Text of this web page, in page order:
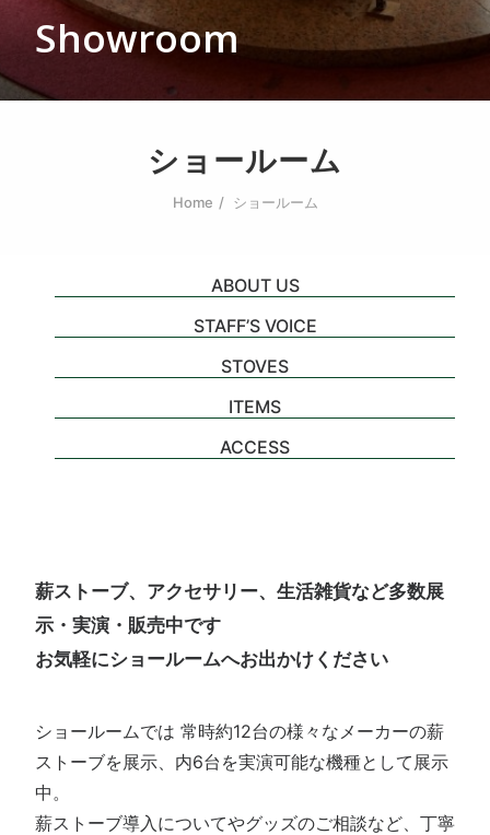
Showroom
ショールーム
Home ショールーム
ABOUT US
STAFF’S VOICE
STOVES
ITEMS
ACCESS
薪ストーブ、アクセサリー、生活雑貨など多数展
示・実演・販売中です
お気軽にショールームへお出かけください
ショールームでは 常時約12台の様々なメーカーの薪
ストーブを展示、内6台を実演可能な機種として展示
中。
薪ストーブ導入についてやグッズのご相談など、丁寧